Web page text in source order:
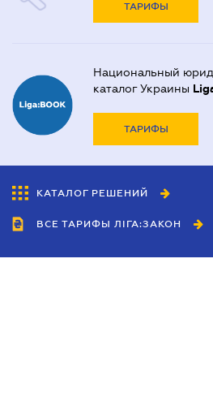
ТАРИФЫ
Национальный
каталог Украины
ТАРИФЫ
КАТАЛОГ РЕШЕНИЙ
ВСЕ ТАРИФЫ ЛІГА:ЗАКОН